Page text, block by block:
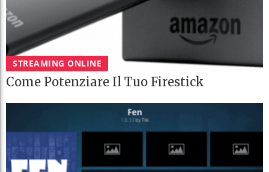
STREAMING ONLINE
Come Potenziare Il Tuo Firestick